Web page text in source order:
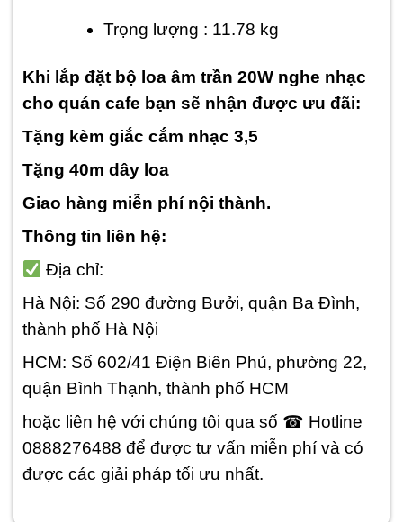
Trọng lượng : 11.78 kg
Khi lắp đặt bộ loa âm trần 20W nghe nhạc
cho quán cafe bạn sẽ nhận được ưu đãi:
Tặng kèm giắc cắm nhạc 3,5
Tặng 40m dây loa
Giao hàng miễn phí nội thành.
Thông tin liên hệ:
Địa chỉ:
Hà Nội: Số 290 đường Bưởi, quận Ba Đình,
thành phố Hà Nội
HCM: Số 602/41 Điện Biên Phủ, phường 22,
quận Bình Thạnh, thành phố HCM
hoặc liên hệ với chúng tôi qua số ☎ Hotline
0888276488 để được tư vấn miễn phí và có
được các giải pháp tối ưu nhất.